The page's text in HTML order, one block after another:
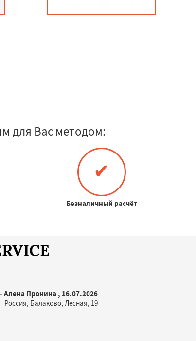
для Вас методом:
✔
Безналичный расчёт
Пронина , 16.07.2026
Россия, Балаково, Лесная, 19